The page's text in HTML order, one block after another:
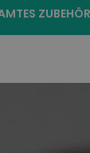
ZUBEHÖR